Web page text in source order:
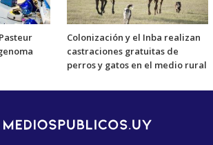
Colonización y el Inba realizan
castraciones gratuitas de
perros y gatos en el medio rural